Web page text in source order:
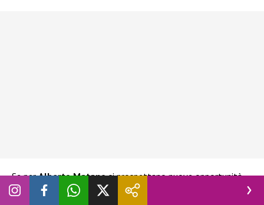
Se perAlberto Matanosi prospettano nuove opportunità,
diverso sarebbe invece il discorso per
mesi il suo nome viene accostato a un possibile approdo in